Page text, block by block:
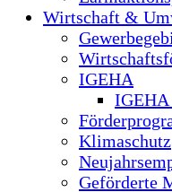
Wirtschaft &
IGEHA
IGEHA
Klimaschutz
Geförderte